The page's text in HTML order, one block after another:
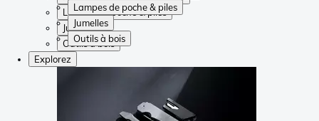
Lampes de poche & piles
Jumelles
Outils à bois
Lampes de poche & piles
Jumelles
Outils à bois
Explorez